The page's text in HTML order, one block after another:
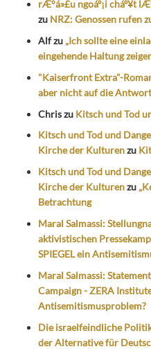
rÆ°á»£u ngoáº¡i cháº¥t
zu NRZ: Genossen rufen
Alfzu „Ich sollte eine
eingehende Haltung
"Kaiserfront Extra"-
aber nicht auf die
Chriszu Kitsch und Tod
Kitsch und Tod und
Kirche der Kulturenzu
Kitsch und Tod und
Kirche der Kulturenzu
Betrachtung
Maral Salmassi:
aktivistischen
SPIEGEL ein
Maral Salmassi:
Campaign - ZERA
Antisemitismusproblem?
Die israelfeindliche
der Alternative für